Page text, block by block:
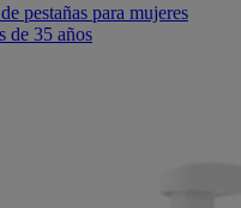
pestañas para mujeres
de 35 años